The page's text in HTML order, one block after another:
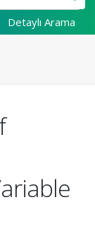
Detaylı Arama